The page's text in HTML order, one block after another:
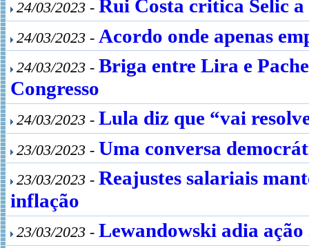
24/03/2023 - Rui Costa critica Selic
24/03/2023 - Acordo onde apenas
24/03/2023 - Briga entre Lira e
Congresso
24/03/2023 - Lula diz que “vai
23/03/2023 - Uma conversa
23/03/2023 - Reajustes salariais
inflação
23/03/2023 - Lewandowski adia